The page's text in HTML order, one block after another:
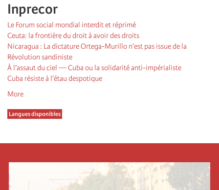
Inprecor
Le Forum social mondial interdit et réprimé
Ceuta: la frontière du droit à avoir des droits
Nicaragua : La dictature Ortega-Murillo n’est pas issue de la
Révolution sandiniste
À l’assaut du ciel — Cuba ou la solidarité anti-impérialiste
Cuba résiste à l’étau despotique
More
Langues disponibles